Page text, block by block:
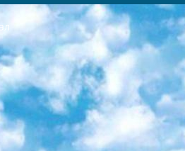
Узбекский язык (обучение на узбекском языке) не посещающее общее среднее образование для учреждений)/Образовательное учреждение выбор письменный и устный Иностранный язык письменный/устный Письменная/устная история Узбекистана *По выбору студента:  Химия  Физика  Основы государственного права  География 10 бесплатных образовательных ресурсов - Мы составили подборку онлайн-проектов с интерактивными упражнениями, видеолекциями и статьями. Они помогут вам обрести новые и освежить старые знания бесплатно. 1. «ИНТУИТ» Старейшая образовательная площадка Рунета. Здесь вы найдёте сотни текстовых и видеокурсов на десятки различных тем — от программирования до психологии. Многие курсы подготовлены российскими университетами и крупными международными компаниями вроде Intel и Microsoft. Самостоятельное обучение бесплатное, но желающие могут оплатить услуги персональных наставников. 2. «Смартия» знакомит с актуальными профессиями и подсказывает, как им обучаться. Выбрав заинтересовавшую вас специальность — SMM-специалист, фотограф, веб-дизайнер или другую, — увидите список необходимых для неё умений. Чтобы вы могли освоить их самостоятельно, для каждого умения площадка отображает подборку ссылок на учебные материалы. Хотя «Смартия» ориентируется на русскоязычную аудиторию, часть контента всё же доступна только на английском. 3. «Лекторий Физтеха» Проект Московского физико-технического института (Физтеха). С его помощью вы можете смотреть онлайн серии лекций, записанные на видео в этом вузе. В числе доступных предметов — физика, биология, химия, информационные технологии и другие. К некоторым лекциям администрация ресурса прилагает готовые конспекты, которые можно скачивать в PDF-формате. 4. ITMOcourses Онлайн-площадка Санкт-Петербургского национального исследовательского университета информационных технологий, механики и оптики (ИТМО). Ресурс предоставляет свободный доступ к курсам, разработанным в этом вузе. Каталог материалов разбит на четыре категории: «Оптические системы и технологии», «Приборостроение и робототехника», «Информационные технологии» и «Биотехнологии». Курсы состоят из видеолекций, интерактивных демонстраций и заданий. 5. «КиберЛенинка» Электронная научная библиотека открытого доступа. Каталог площадки регулярно обрастает текстами статей из различных научных изданий. Сгруппированные по журналам и рубрикам публикации можно читать онлайн или скачивать целиком в PDF-формате. Проект нацелен на популяризацию науки за счёт открытого доступа к качественной информации. 6. «ПостНаука» На этом ресурсе публикуют подборки видеолекций, составленные экспертами из разных отраслей и объединённые общими темами. Среди них, к примеру, есть серии «Биоинформатика и геномика», «Культура средневековой Скандинавии» и Cinema Studies о теории кино. Каждая подборка лекций — логически связанная история, рассказанная экспертом от первого лица. Кроме того, на сайте появляются научно-образовательные статьи и тесты на разные темы. 7. «Newочём» Команда проекта «Newочём» отбирает самые интересные тексты из англоязычных СМИ и переводит те из них, за которые голосуют участники сообщества «ВКонтакте». По большей части это научно-популярные статьи. Редакторы придумывают лишь заголовки, в остальном содержание переводов соответствует оригиналам. Полные тексты можно читать прямо в социальной сети. 8. InternetUrok Онлайн-база материалов по основным дисциплинам школьной программы. Информация на сайте структурирована по классам, предметам и темам (урокам). Каждый урок состоит из видеолекций и конспектов. Есть также интерактивные тренажёры и тесты для закрепления пройденного материала. Даже если вы давно окончили школу, возможность повторить программу старших классов всегда может пригодиться. 9. Edutainme Ещё один ресурс об образовании. В отличие от Newtonew, как мне кажется, Edutainme больше ориентируется на представителей индустрии: педагогов, предпринимателей, разработчиков образовательных проектов. Но и любой, кто просто стремится к саморазвитию, найдёт на сайте много полезного и интересного для себя. Например, информацию о новых курсах и образовательных сервисах. 10. Newtonew Онлайн-медиа об образовании и обучении в широком смысле. Авторы Newtonew пишут об инструментах, заведениях, тактиках и стратегиях, которые помогают учить других и получать новые знания самостоятельно. На этой площадке вы найдёте новости, обзоры, аналитические мат